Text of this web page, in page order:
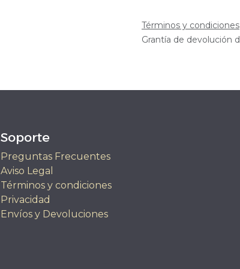
Términos y condiciones
Grantía de devolución
Soporte
Preguntas Frecuentes
Aviso Legal
Términos y condiciones
Privacidad
Envíos y Devoluciones